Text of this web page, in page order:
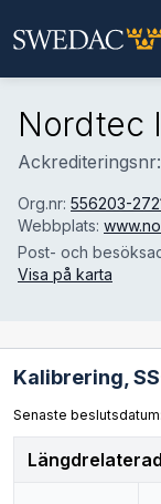
Nordtec
Org.nr: 556203-
Webbplats:
Post- och
Visa på karta
Kalibrering,
Senaste